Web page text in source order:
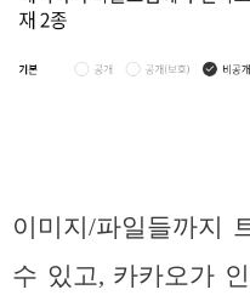
이미지/파일들까지
수 있고, 카카오가